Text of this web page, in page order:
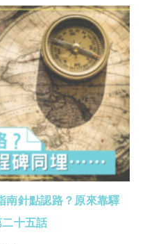
南針點認路？原來靠驛
十五話